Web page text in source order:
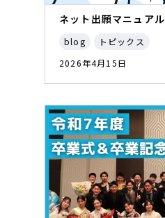
ネット出願マニュアル
blog
トピックス
2026年4月15日